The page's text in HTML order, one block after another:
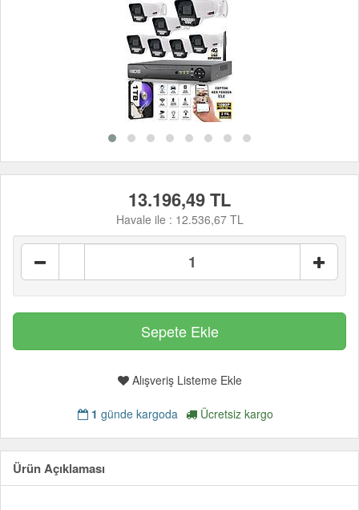
13.196,49 TL
Havale ile : 12.536,67 TL
Alışveriş Listeme Ekle
1 günde kargoda Ücretsiz kargo
Ürün Açıklaması